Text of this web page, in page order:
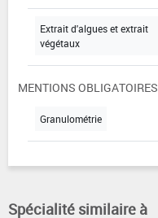
Extrait d'algues et extrait
végétaux
MENTIONS OBLIGATOIRES
Granulométrie
Spécialité similaire à